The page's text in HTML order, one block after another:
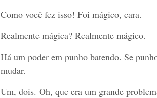
Como você fez isso! Foi mágico, cara.
Realmente mágica? Realmente mágico.
Há um poder em punho batendo. Se
mudar.
Um, dois. Oh, que era um grande